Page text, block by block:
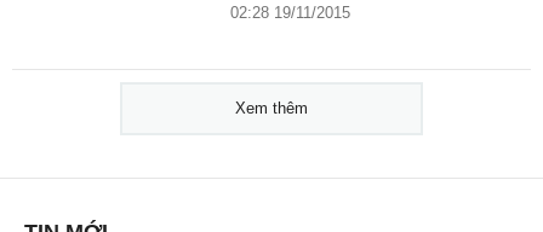
02:28 19/11/2015
Xem thêm